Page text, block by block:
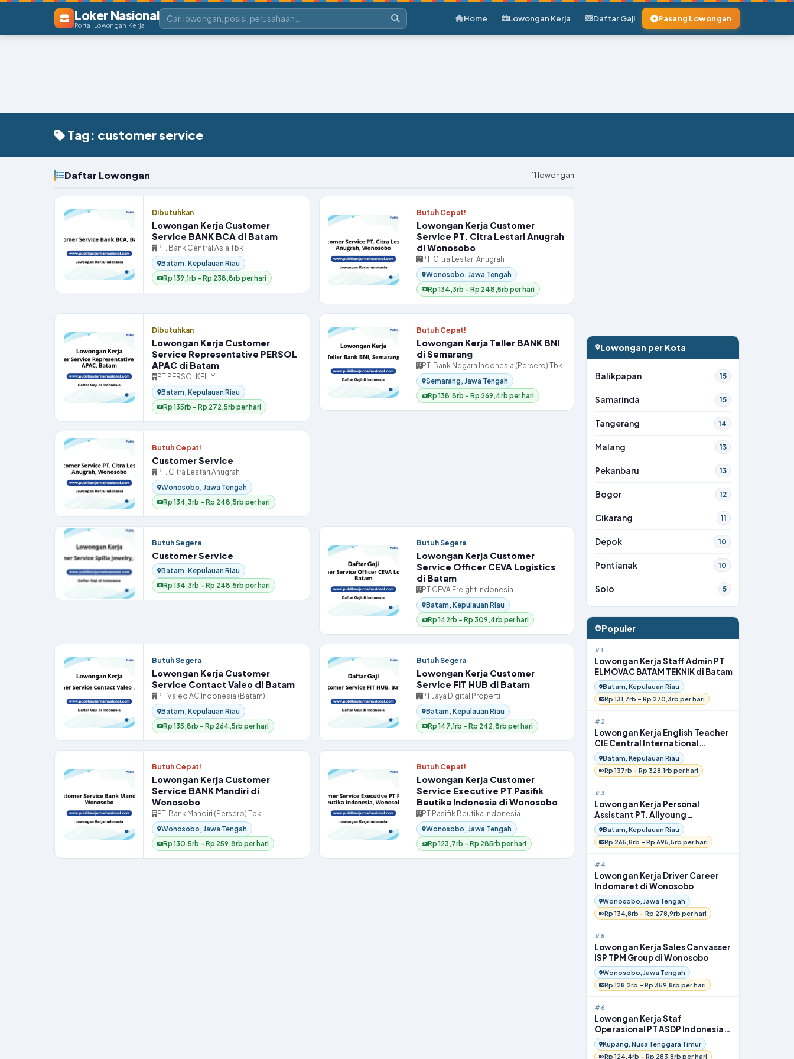
Loker Nasional
Portal Lowongan Kerja
Home Lowongan Kerja Daftar Gaji Pasang Lowongan
Tag: customer service
Daftar Lowongan 11 lowongan
Dibutuhkan
Lowongan Kerja Customer
Service BANK BCA di Batam
PT. Bank Central Asia Tbk
Batam, Kepulauan Riau
Rp 139,1rb – Rp 238,8rb per hari
Butuh Cepat!
Lowongan Kerja Customer
Service PT. Citra Lestari Anugrah
di Wonosobo
PT. Citra Lestari Anugrah
Wonosobo, Jawa Tengah
Rp 134,3rb – Rp 248,5rb per hari
Dibutuhkan
Lowongan Kerja Customer
Service Representative PERSOL
APAC di Batam
PT PERSOLKELLY
Batam, Kepulauan Riau
Rp 135rb – Rp 272,5rb per hari
Butuh Cepat!
Lowongan Kerja Teller BANK BNI
di Semarang
PT. Bank Negara Indonesia (Persero) Tbk
Semarang, Jawa Tengah
Rp 138,8rb – Rp 269,4rb per hari
Butuh Cepat!
Customer Service
PT. Citra Lestari Anugrah
Wonosobo, Jawa Tengah
Rp 134,3rb – Rp 248,5rb per hari
Butuh Segera
Customer Service
Batam, Kepulauan Riau
Rp 134,3rb – Rp 248,5rb per hari
Butuh Segera
Lowongan Kerja Customer
Service Officer CEVA Logistics
di Batam
PT CEVA Freight Indonesia
Batam, Kepulauan Riau
Rp 142rb – Rp 309,4rb per hari
Butuh Segera
Lowongan Kerja Customer
Service Contact Valeo di Batam
PT Valeo AC Indonesia (Batam)
Batam, Kepulauan Riau
Rp 135,8rb – Rp 264,5rb per hari
Butuh Segera
Lowongan Kerja Customer
Service FIT HUB di Batam
PT Jaya Digital Properti
Batam, Kepulauan Riau
Rp 147,1rb – Rp 242,8rb per hari
Butuh Cepat!
Lowongan Kerja Customer
Service BANK Mandiri di
Wonosobo
PT. Bank Mandiri (Persero) Tbk
Wonosobo, Jawa Tengah
Rp 130,5rb – Rp 259,8rb per hari
Butuh Cepat!
Lowongan Kerja Customer
Service Executive PT Pasifik
Beutika Indonesia di Wonosobo
PT Pasifik Beutika Indonesia
Wonosobo, Jawa Tengah
Rp 123,7rb – Rp 285rb per hari
Lowongan per Kota
Balikpapan 15
Samarinda 15
Tangerang 14
Malang 13
Pekanbaru 13
Bogor 12
Cikarang 11
Depok 10
Pontianak 10
Solo 5
Populer
#1
Lowongan Kerja Staff Admin PT
ELMOVAC BATAM TEKNIK di Batam
Batam, Kepulauan Riau
Rp 131,7rb – Rp 270,3rb per hari
#2
Lowongan Kerja English Teacher
CIE Central International
Education di Batam
Batam, Kepulauan Riau
Rp 137rb – Rp 328,1rb per hari
#3
Lowongan Kerja Personal
Assistant PT. Allyoung
International Indonesia di Batam
Batam, Kepulauan Riau
Rp 265,8rb – Rp 695,5rb per hari
#4
Lowongan Kerja Driver Career
Indomaret di Wonosobo
Wonosobo, Jawa Tengah
Rp 134,8rb – Rp 278,9rb per hari
#5
Lowongan Kerja Sales Canvasser
ISP TPM Group di Wonosobo
Wonosobo, Jawa Tengah
Rp 128,2rb – Rp 359,8rb per hari
#6
Lowongan Kerja Staf
Operasional PT ASDP Indonesia
Ferry di Kupang
Kupang, Nusa Tenggara Timur
Rp 124,4rb – Rp 283,8rb per hari